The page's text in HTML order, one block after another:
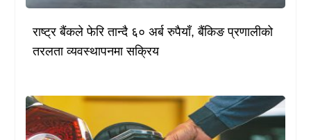
राष्ट्र बैंकले फेरि तान्दै ६० अर्ब रुपैयाँ, बैंकिङ प्रणालीको
तरलता व्यवस्थापनमा सक्रिय